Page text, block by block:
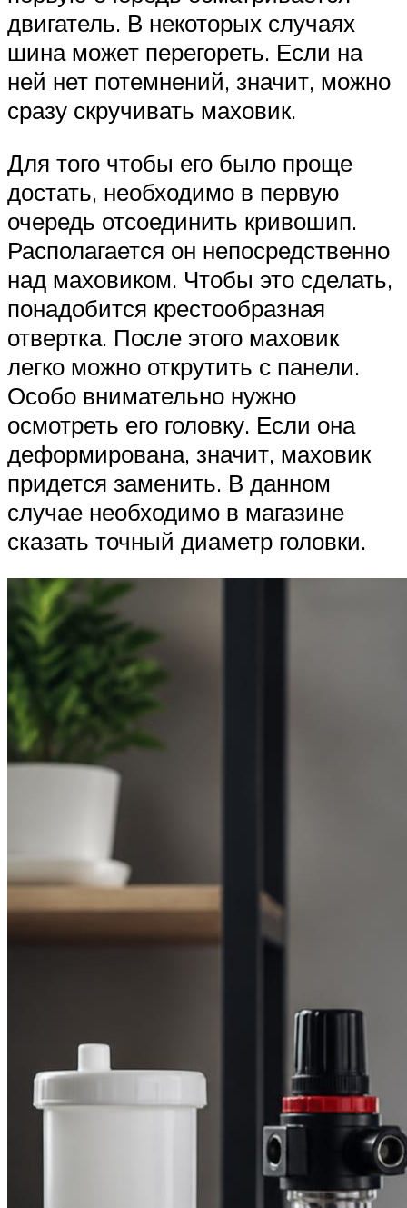
двигатель. В некоторых случаях
шина может перегореть. Если на
ней нет потемнений, значит, можно
сразу скручивать маховик.
Для того чтобы его было проще
достать, необходимо в первую
очередь отсоединить кривошип.
Располагается он непосредственно
над маховиком. Чтобы это сделать,
понадобится крестообразная
отвертка. После этого маховик
легко можно открутить с панели.
Особо внимательно нужно
осмотреть его головку. Если она
деформирована, значит, маховик
придется заменить. В данном
случае необходимо в магазине
сказать точный диаметр головки.